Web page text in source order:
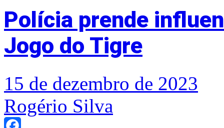
Polícia prende
Jogo do Tigre
15 de dezembro de 2023
Rogério Silva